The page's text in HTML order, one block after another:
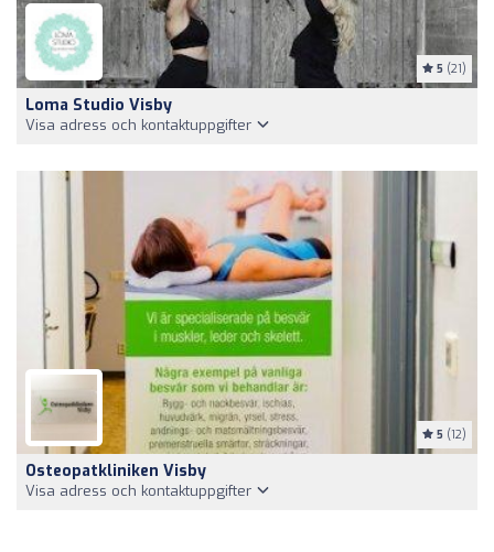
5 (21)
Loma Studio Visby
Visa adress och kontaktuppgifter
5 (12)
Osteopatkliniken Visby
Visa adress och kontaktuppgifter